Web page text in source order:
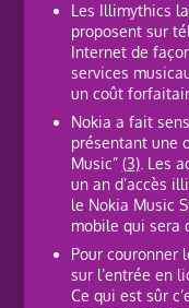
Les Illimythics
proposent sur
Internet de
services
un coût
Nokia a fait
présentant une
Music” (3). Les
un an d’accès
le Nokia Music
mobile qui sera
Pour couronner
sur l’entrée en
Ce qui est sûr